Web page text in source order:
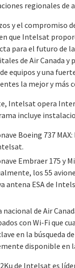
regionales de
y el compromiso
que Intelsat
para el futuro de
de Air Canada y
equipos y una
la mejor y más
Intelsat opera
incluye
Boeing 737
Embraer 175 y
los 55
antena ESA de
nacional de Air
con Wi-Fi que
en la búsqueda
disponible en
de Intelsat es